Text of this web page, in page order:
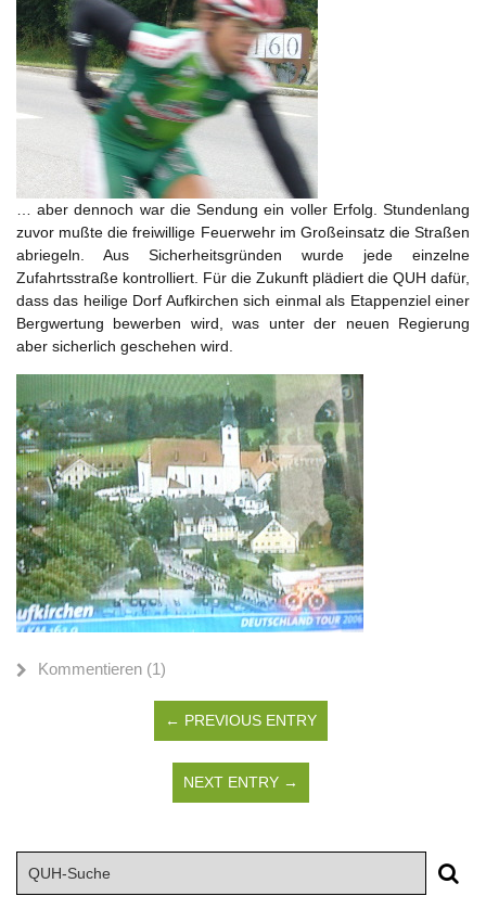
… aber dennoch war die Sendung ein voller Erfolg. Stundenlang
zuvor mußte die freiwillige Feuerwehr im Großeinsatz die Straßen
abriegeln. Aus Sicherheitsgründen wurde jede einzelne
Zufahrtsstraße kontrolliert. Für die Zukunft plädiert die QUH dafür,
dass das heilige Dorf Aufkirchen sich einmal als Etappenziel einer
Bergwertung bewerben wird, was unter der neuen Regierung
aber sicherlich geschehen wird.
Kommentieren (1)
← PREVIOUS ENTRY
NEXT ENTRY →